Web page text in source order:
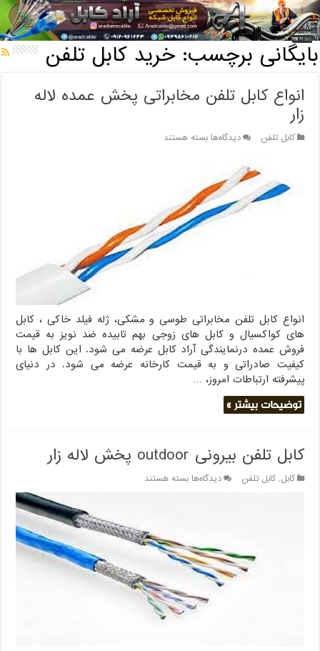
خانه / بایگانی برچسب: خرید کابل تلفن
بایگانی برچسب:خرید کابل تلفن
انواع کابل تلفن مخابراتی پخش عمده لاله
زار
کابل تلفن دیدگاه‌هابرای
مخابراتی
پخش
عمده
لاله
بسته هستند
انواع کابل تلفن مخابراتی طوسی و مشکی، ژله فیلد خاکی ، کابل
های کواکسیال و کابل های زوجی بهم تابیده ضد نویز به قیمت
فروش عمده درنمایندگی آراد کابل عرضه می شود. این کابل ها با
کیفیت صادراتی و به قیمت کارخانه عرضه می شود. در دنیای
پیشرفته ارتباطات امروز، …
توضیحات بیشتر »
کابل تلفن بیرونی outdoor پخش لاله زار
کابل,کابل تلفن دیدگاه‌هابرای
outdoor
پخش
لاله
زار
بسته هستند